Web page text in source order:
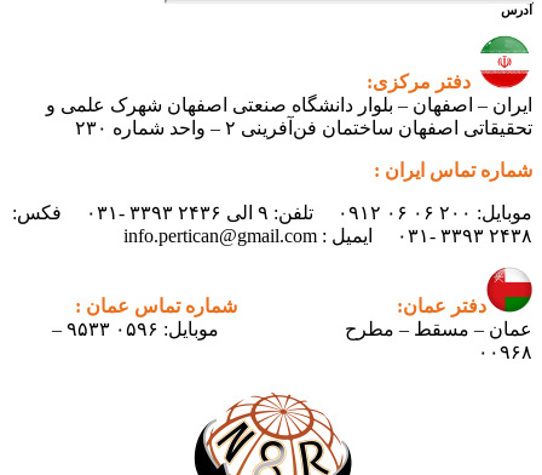
آدرس
دفتر مرکزی:
ایران – اصفهان – بلوار دانشگاه صنعتی اصفهان شهرک علمی و
تحقیقاتی اصفهان ساختمان فن‌آفرینی ۲ – واحد شماره ۲۳۰
شماره تماس ایران :
موبایل: ۲۰۰ ۰۶ ۰۶ ۰۹۱۲ تلفن: ۹ الی ۲۴۳۶ ۳۳۹۳ -۰۳۱ فکس:
۲۴۳۸ ۳۳۹۳ -۰۳۱ ایمیل : info.pertican@gmail.com
دفتر عمان:
شماره تماس عمان :
عمان – مسقط – مطرح
موبایل: ۰۵۹۶ ۹۵۳۳ –
۰۰۹۶۸